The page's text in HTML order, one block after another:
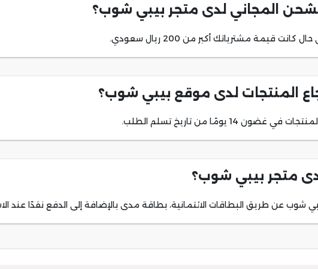
المجاني لدى متجر بيبي شوب؟
قيمة مشترياتك أكبر من 200 ريال سعودي.
المنتجات لدى موقع بيبي شوب؟
يومًا من تاريخ تسلم الطلب.
متجر بيبي شوب؟
عن طريق البطاقات الائتمانية، بطاقة مدى بالإضافة إلى الدفع نقدًا عند